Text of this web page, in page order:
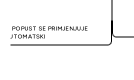
| POPUST SE PRIMJENJUJE
AUTOMATSKI